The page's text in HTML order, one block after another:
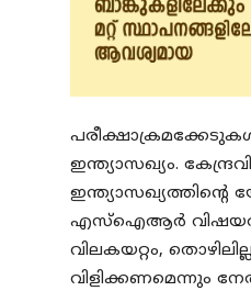
ഇന്ത്യാസഖ്യം.
എസ്ഐആർ
വിലകയറ്റം,
വിളിക്കണമെന്നും